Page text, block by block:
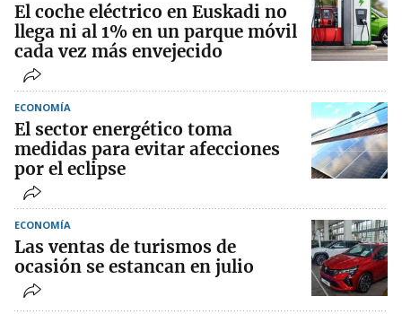
El coche eléctrico en Euskadi no
llega ni al 1% en un parque móvil
cada vez más envejecido
ECONOMÍA
El sector energético toma
medidas para evitar afecciones
por el eclipse
ECONOMÍA
Las ventas de turismos de
ocasión se estancan en julio